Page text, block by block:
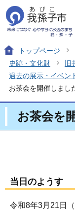
トップページ
史跡・文化財
旧
過去の展示・イベン
お茶会を開催しまし
お茶会を
当日のようす
令和8年3月21日